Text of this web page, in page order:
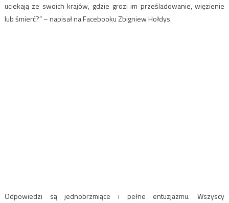
uciekają ze swoich krajów, gdzie grozi im prześladowanie, więzienie
lub śmierć?” – napisał na Facebooku Zbigniew Hołdys.
Odpowiedzi są jednobrzmiące i pełne entuzjazmu. Wszyscy